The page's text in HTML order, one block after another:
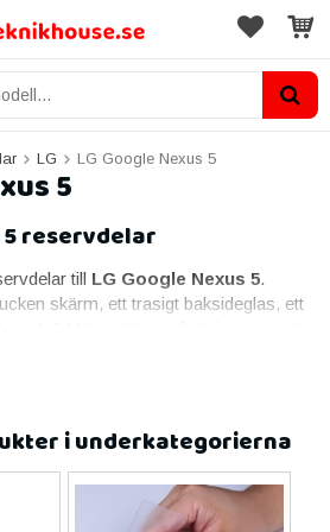
LG LG Google Nexus 5
5
5 reservdelar
till LG Google Nexus 5.
skärm, ett trasigt baksideglas, ett
med snabb leverans och
Nexus 5
reservdelen. Till LG Google Nexus 5
med skarp bild och responsiv
i underkategorierna